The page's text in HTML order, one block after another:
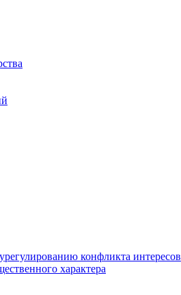
конфликта интересов
характера